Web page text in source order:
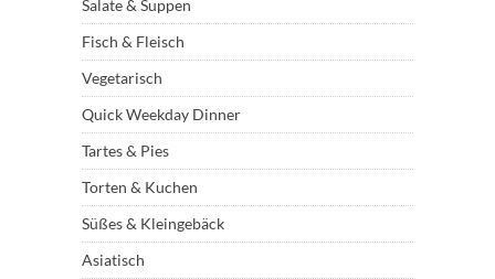
Salate & Suppen
Fisch & Fleisch
Vegetarisch
Quick Weekday Dinner
Tartes & Pies
Torten & Kuchen
Süßes & Kleingebäck
Asiatisch